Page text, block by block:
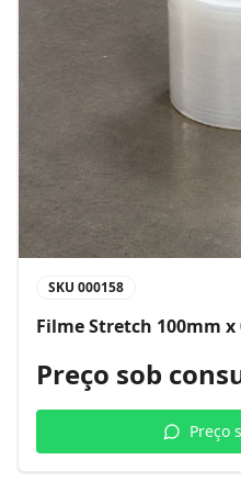
SKU 000158
Filme Stretch 100mm x
Preço sob
Preço